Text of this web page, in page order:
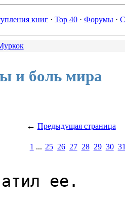
книг · Top 40 · Форумы ·
и боль мира
← Предыдущая страница
1 ... 25 26 27 28 29 30
ее.